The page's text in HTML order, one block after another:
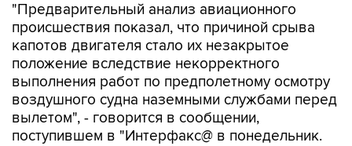
"Предварительный анализ авиационного
происшествия показал, что причиной срыва
капотов двигателя стало их незакрытое
положение вследствие некорректного
выполнения работ по предполетному осмотру
воздушного судна наземными службами перед
вылетом", - говорится в сообщении,
поступившем в "Интерфакс@ в понедельник.